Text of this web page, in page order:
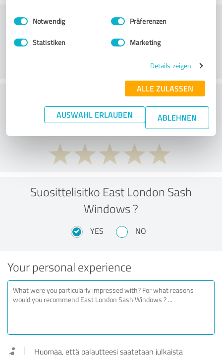
Impressum Datenschutzbestimmungen
Einwilligungsauswahl
Notwendig Präferenzen
Statistiken Marketing
Details zeigen
ALLE ZULASSEN
AUSWAHL ERLAUBEN ABLEHNEN
Asiakaspalvelu
What do you think of the price to
performance ratio?
Suosittelisitko East London Sash
Windows ?
YES NO
Your personal experience
Huomaa, että palautteesi saatetaan julkaista